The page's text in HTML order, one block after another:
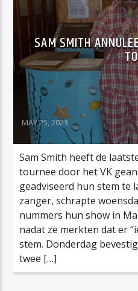
SAM SMITH
MAY 25, 2023
Sam Smith heeft de
tournee door het VK
geadviseerd hun stem te
zanger, schrapte
nummers hun show in
nadat ze merkten dat er
stem. Donderdag
twee […]